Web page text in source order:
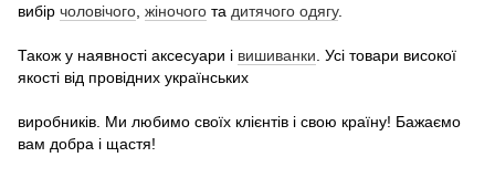
вибір чоловічого, жіночого та дитячого одягу.
Також у наявності аксесуари і вишиванки. Усі товари високої
якості від провідних українських
виробників. Ми любимо своїх клієнтів і свою країну! Бажаємо
вам добра і щастя!